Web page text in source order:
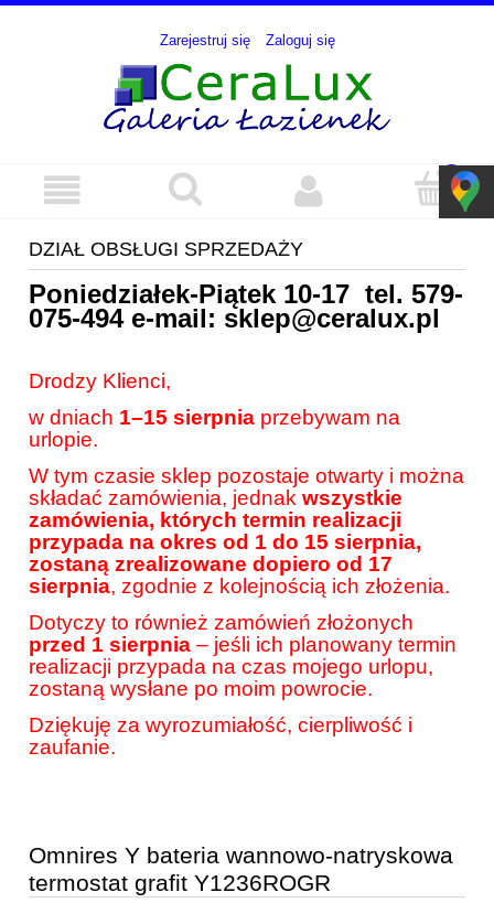
Zarejestruj się Zaloguj się
DZIAŁ OBSŁUGI SPRZEDAŻY
Poniedziałek-Piątek 10-17 tel. 579-
075-494e-mail: sklep@ceralux.pl
Drodzy Klienci,
w dniach 1–15 sierpnia przebywam na
urlopie.
W tym czasie sklep pozostaje otwarty i można
składać zamówienia, jednak wszystkie
zamówienia, których termin realizacji
przypada na okres od 1 do 15 sierpnia,
zostaną zrealizowane dopiero od 17
sierpnia, zgodnie z kolejnością ich złożenia.
Dotyczy to również zamówień złożonych
przed 1 sierpnia – jeśli ich planowany termin
realizacji przypada na czas mojego urlopu,
zostaną wysłane po moim powrocie.
Dziękuję za wyrozumiałość, cierpliwość i
zaufanie.
Omnires Y bateria wannowo-natryskowa
termostat grafit Y1236ROGR